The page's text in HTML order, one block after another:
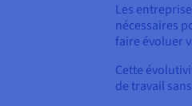
Les
nécessaires
faire évoluer
Cette
de travail